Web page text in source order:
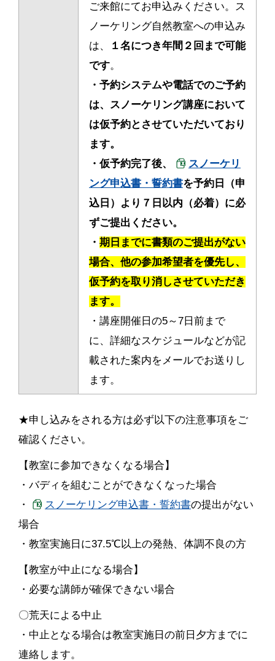
ご来館にてお申込みください。ス
ノーケリング自然教室への申込み
は、
１名につき年間２回まで可能
です。
・予約システムや電話でのご予約
は、スノーケリング講座において
は仮予約とさせていただいており
ます。
・仮予約完了後、
スノーケリ
ング申込書・誓約書を予約日（申
込日）より７日以内（必着）に必
ずご提出ください。
・ 期日までに書類のご提出がない
場合、他の参加希望者を優先し、
仮予約を取り消しさせていただき
ます。
・講座開催日の5～7日前まで
に、詳細なスケジュールなどが記
載された案内をメールでお送りし
ます。
★申し込みをされる方は必ず以下の注意事項をご
確認ください。
【教室に参加できなくなる場合】
・バディを組むことができなくなった場合
・
スノーケリング申込書・誓約書の提出がない
場合
・教室実施日に37.5℃以上の発熱、体調不良の方
【教室が中止になる場合】
・必要な講師が確保できない場合
〇荒天による中止
・中止となる場合は教室実施日の前日夕方までに
連絡します。